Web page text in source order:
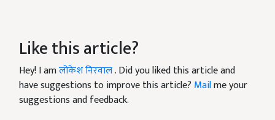
Like this article?
Hey! I amलोकेश निरवाल. Did you liked this article and
have suggestions to improve this article? Mailme your
suggestions and feedback.